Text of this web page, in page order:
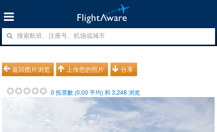
返回图片浏览 上传您的照片 分享
0 投票數 (0.00 平均) 和3,248 浏览